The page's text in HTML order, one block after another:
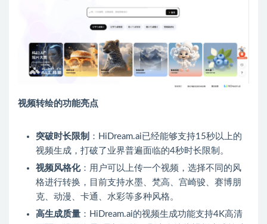
视频转绘的功能亮点
突破时长限制 ：HiDream.ai已经能够支持15秒以上的
视频生成，打破了业界普遍面临的4秒时长限制。
视频风格化：用户可以上传一个视频，选择不同的风
格进行转换，目前支持水墨、梵高、宫崎骏、赛博朋
克、动漫、卡通、水彩等多种风格。
高生成质量 ：HiDream.ai的视频生成功能支持4K高清